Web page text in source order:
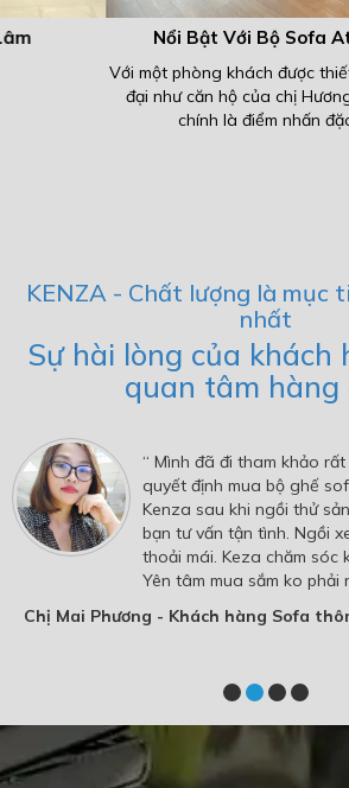
Nổi Bật Với Bộ Sofa Athena Tại
Với một phòng khách được thiết kế theo
đại như căn hộ của chị Hương tại tòa Iris
chính là điểm nhấn đặc biệt giúp
KENZA - Chất lượng là mục
nhất
Sự hài lòng của khách
quan tâm hàng
“ Mình đã đi tham khảo
quyết định mua bộ ghế
Kenza sau khi ngồi thử
bạn tư vấn tận tình. Ngồi
thoải mái. Keza chăm sóc
Yên tâm mua sắm ko phải
Chị Mai Phương - Khách hàng Sofa